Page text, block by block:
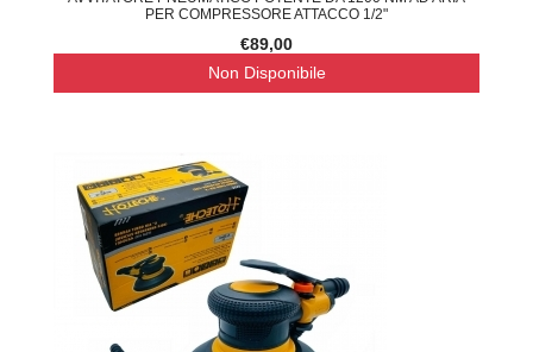
PER COMPRESSORE ATTACCO 1/2"
€89,00
Non Disponibile